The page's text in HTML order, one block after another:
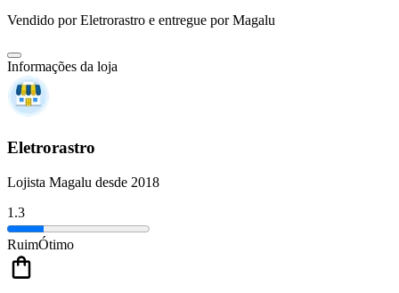
Vendido porEletrorastro e entregue por Magalu
Informações da loja
Eletrorastro
Lojista Magalu desde 2018
1.3
RuimÓtimo